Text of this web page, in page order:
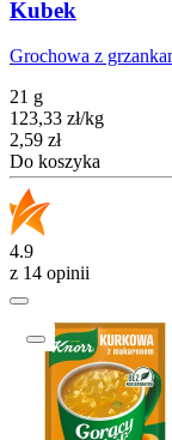
Kubek
Grochowa z
21 g
123,33 zł/kg
Cena
2,59 zł
Do koszyka
4.9
z 14 opinii